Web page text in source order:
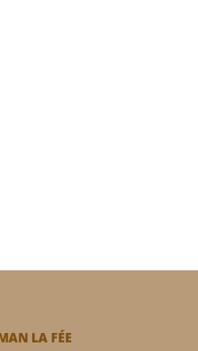
LA FÉE